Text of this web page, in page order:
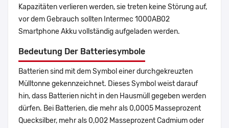
Kapazitäten verlieren werden, sie treten keine Störung auf,
vor dem Gebrauch sollten Intermec 1000AB02
Smartphone Akku vollständig aufgeladen werden.
Bedeutung Der Batteriesymbole
Batterien sind mit dem Symbol einer durchgekreuzten
Mülltonne gekennzeichnet. Dieses Symbol weist darauf
hin, dass Batterien nicht in den Hausmüll gegeben werden
dürfen. Bei Batterien, die mehr als 0,0005 Masseprozent
Quecksilber, mehr als 0,002 Masseprozent Cadmium oder